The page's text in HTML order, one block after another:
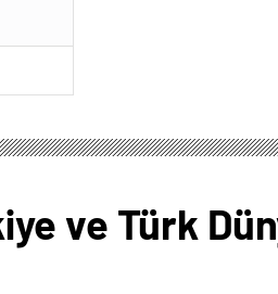
ve Türk